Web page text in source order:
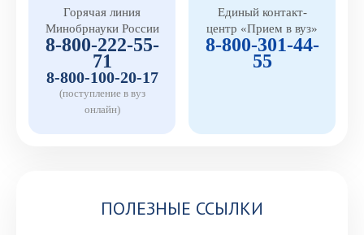
Горячая линия
Минобрнауки России
8-800-222-55-
71
8-800-100-20-17
(поступление в вуз
онлайн)
Единый контакт-
центр «Прием в вуз»
8-800-301-44-
55
ПОЛЕЗНЫЕ ССЫЛКИ